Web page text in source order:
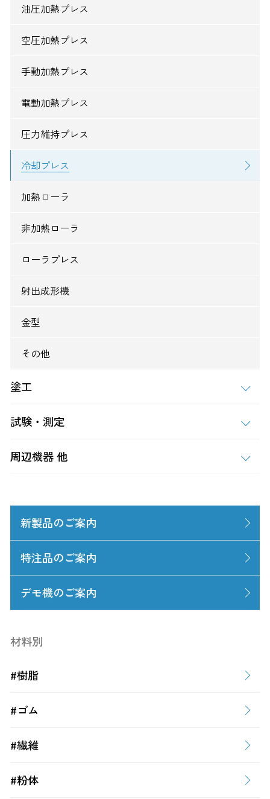
油圧加熱プレス
空圧加熱プレス
手動加熱プレス
電動加熱プレス
圧力維持プレス
冷却プレス
加熱ローラ
非加熱ローラ
ローラプレス
射出成形機
金型
その他
塗工
試験・測定
周辺機器 他
新製品のご案内
特注品のご案内
デモ機のご案内
材料別
#樹脂
#ゴム
#繊維
#粉体